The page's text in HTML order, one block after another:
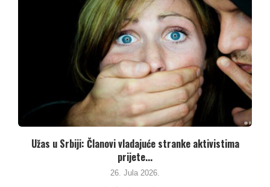
Užas u Srbiji: Članovi vladajuće stranke aktivistima
prijete...
26. Jula 2026.